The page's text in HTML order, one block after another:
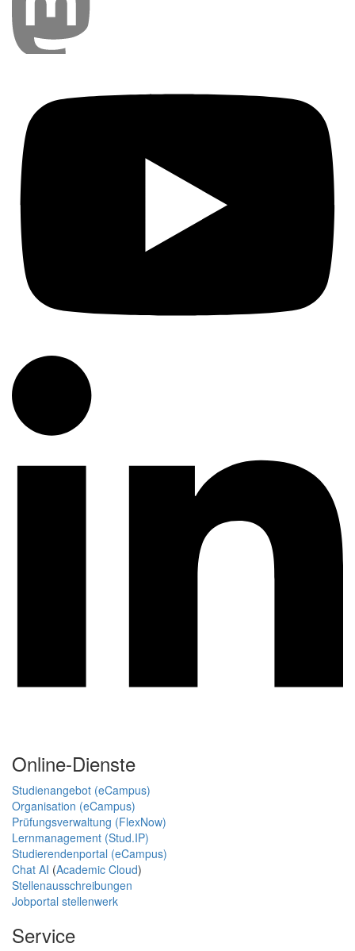
Online-Dienste
Studienangebot (eCampus)
Organisation (eCampus)
Prüfungsverwaltung (FlexNow)
Lernmanagement (Stud.IP)
Studierendenportal (eCampus)
Chat AI (Academic Cloud)
Stellenausschreibungen
Jobportal stellenwerk
Service